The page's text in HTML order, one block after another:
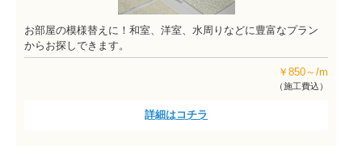
お部屋の模様替えに！和室、洋室、水周りなどに豊富なプラン
からお探しできます。
￥850～/m
（施工費込）
詳細はコチラ